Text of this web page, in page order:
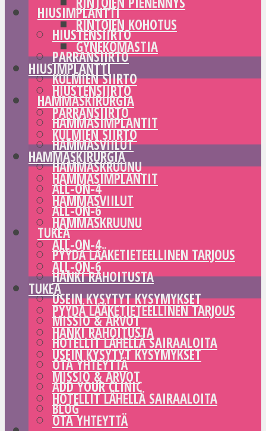
HIUSIMPLANTTI
HIUSTENSIIRTO
PARRANSIIRTO
KULMIEN SIIRTO
HAMMASKIRURGIA
HAMMASIMPLANTIT
HAMMASVIILUT
HAMMASKRUUNU
ALL-ON-4
ALL-ON-6
TUKEA
PYYDÄ LÄÄKETIETEELLINEN TARJOUS
HANKI RAHOITUSTA
USEIN KYSYTYT KYSYMYKSET
MISSIO & ARVOT
HOTELLIT LÄHELLÄ SAIRAALOITA
OTA YHTEYTTÄ
ADD YOUR CLINIC
BLOG
RINTOJEN KOHOTUS
GYNEKOMASTIA
HIUSIMPLANTTI
HIUSTENSIIRTO
PARRANSIIRTO
KULMIEN SIIRTO
HAMMASKIRURGIA
HAMMASIMPLANTIT
HAMMASVIILUT
HAMMASKRUUNU
ALL-ON-4
ALL-ON-6
TUKEA
PYYDÄ LÄÄKETIETEELLINEN TARJOUS
HANKI RAHOITUSTA
USEIN KYSYTYT KYSYMYKSET
MISSIO & ARVOT
HOTELLIT LÄHELLÄ SAIRAALOITA
OTA YHTEYTTÄ